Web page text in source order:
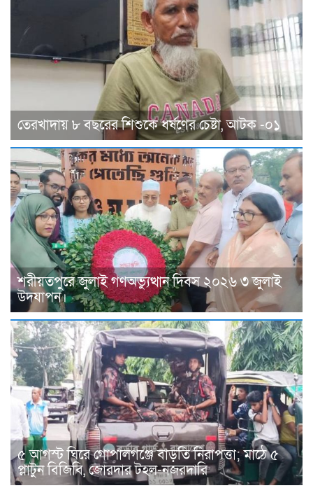
তেরখাদায় ৮ বছরের শিশুকে ধর্ষণের চেষ্টা, আটক -০১
শরীয়তপুরে জুলাই গণঅভ্যুত্থান দিবস ২০২৬ ৩ জুলাই
উদযাপন।
৫ আগস্ট ঘিরে গোপালগঞ্জে বাড়তি নিরাপত্তা; মাঠে ৫
প্লাটুন বিজিবি, জোরদার টহল-নজরদারি